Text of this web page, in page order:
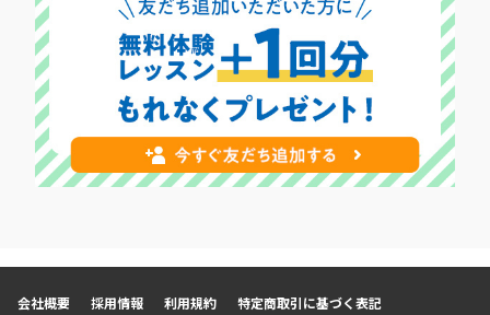
会社概要 採用情報 利用規約 特定商取引に基づく表記